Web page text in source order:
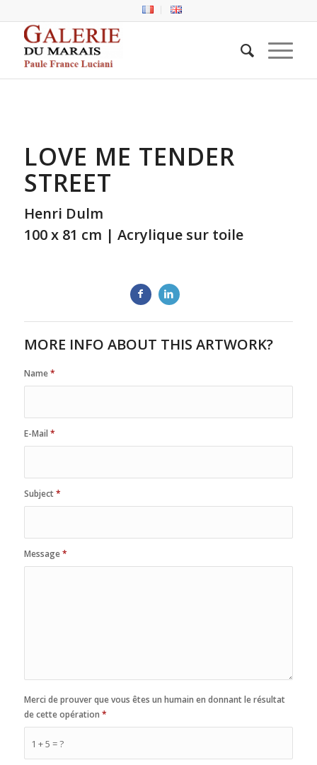
LOVE ME TENDER
STREET
Henri Dulm
100 x 81 cm | Acrylique sur toile
MORE INFO ABOUT THIS ARTWORK?
Name*
E-Mail *
Subject*
Message*
1 + 5 = ?
Merci de prouver que vous êtes un humain en donnant le résultat
de cette opération *